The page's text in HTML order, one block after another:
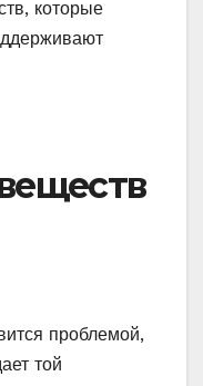
которые
проблемой,
той